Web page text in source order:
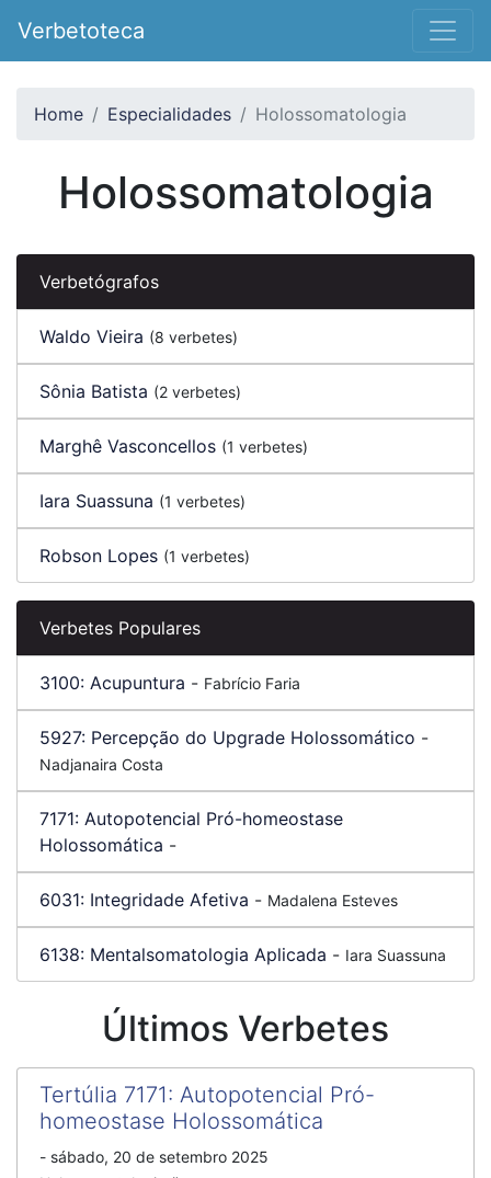
Verbetoteca
Home Especialidades Holossomatologia
Holossomatologia
Verbetógrafos
Waldo Vieira (8 verbetes)
Sônia Batista (2 verbetes)
Marghê Vasconcellos (1 verbetes)
Iara Suassuna (1 verbetes)
Robson Lopes (1 verbetes)
Verbetes Populares
3100: Acupuntura - Fabrício Faria
5927: Percepção do Upgrade Holossomático -
Nadjanaira Costa
7171: Autopotencial Pró-homeostase
Holossomática -
6031: Integridade Afetiva - Madalena Esteves
6138: Mentalsomatologia Aplicada - Iara Suassuna
Últimos Verbetes
Tertúlia 7171: Autopotencial Pró-
homeostase Holossomática
- sábado, 20 de setembro 2025